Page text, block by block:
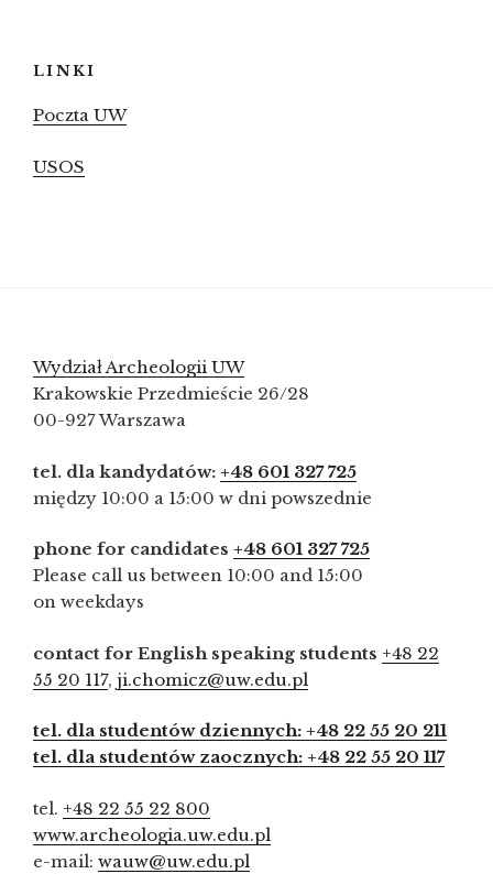
LINKI
Poczta UW
USOS
Wydział Archeologii UW
Krakowskie Przedmieście 26/28
00-927 Warszawa
tel. dla kandydatów: +48 601 327 725
między 10:00 a 15:00 w dni powszednie
phone for candidates +48 601 327 725
Please call us between 10:00 and 15:00
on weekdays
contact for English speaking students +48 22
55 20 117, ji.chomicz@uw.edu.pl
tel. dla studentów dziennych: +48 22 55 20 211
tel. dla studentów zaocznych: +48 22 55 20 117
tel. +48 22 55 22 800
www.archeologia.uw.edu.pl
e-mail: wauw@uw.edu.pl